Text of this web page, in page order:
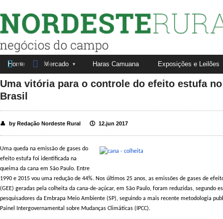
Nordeste Rural
 0  0
Fale conosco Anuncie aqui
Home Mercado Haras Camuana Exposições e Leilões
Uma vitória para o controle do efeito estufa no
Brasil
👤 by Redação Nordeste Rural 🕔 12.jun 2017
Uma queda na emissão de gases do
efeito estufa foi identificada na
queima da cana em São Paulo. Entre
1990 e 2015 vou uma redução de 44%. Nos últimos 25 anos, as emissões de gases de
(GEE) geradas pela colheita da cana-de-açúcar, em São Paulo, foram reduzidas, segundo
pesquisadores da Embrapa Meio Ambiente (SP), seguindo a mais recente metodologia
Painel Intergovernamental sobre Mudanças Climáticas (IPCC).